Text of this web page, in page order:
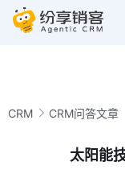
CRM CRM问答文章
太阳能